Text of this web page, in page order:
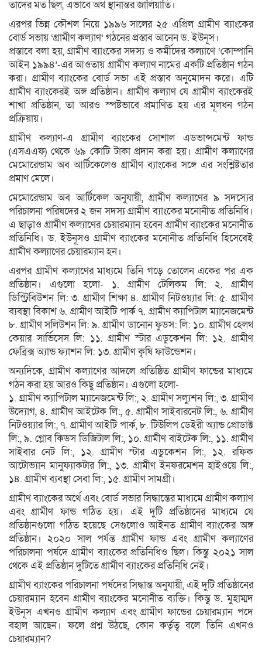
তাদের মত ছিল, এভাবে অর্থ স্থানান্তর জালিয়াতি।
এরপর ভিন্ন কৌশল নিয়ে ১৯৯৬ সালের ২৫ এপ্রিল গ্রামীণ ব্যাংকের
বোর্ড সভায় ‘গ্রামীণ কল্যাণ’ গঠনের প্রস্তাব আনেন ড. ইউনূস।
প্রস্তাবে বলা হয়, গ্রামীণ ব্যাংকের সদস্য ও কর্মীদের কল্যাণে ‘কোম্পানি
আইন ১৯৯৪’-এর আওতায় গ্রামীণ কল্যাণ নামের একটি প্রতিষ্ঠান গঠন
করা। গ্রামীণ ব্যাংকের বোর্ড সভা এই প্রস্তাব অনুমোদন করে। এটি
গ্রামীণ ব্যাংকেরই অঙ্গ প্রতিষ্ঠান। গ্রামীণ কল্যাণ যে গ্রামীণ ব্যাংকেরই
শাখা প্রতিষ্ঠান, তা আরও স্পষ্টভাবে প্রমাণিত হয় এর মূলধন গঠন
প্রক্রিয়ায়।
গ্রামীণ কল্যাণ-এ গ্রামীণ ব্যাংকের সোশাল এডভান্সমেন্ট ফান্ড
(এসএএফ) থেকে ৬৯ কোটি টাকা প্রদান করা হয়। গ্রামীণ কল্যাণের
মেমোরেন্ডাম অব আর্টিকেলেও গ্রামীণ ব্যাংকের সঙ্গে এর সংশ্লিষ্টতার
প্রমাণ মেলে।
মেমোরেন্ডাম অব আর্টিকেল অনুযায়ী, গ্রামীণ কল্যাণের ৯ সদস্যের
পরিচালনা পরিষদের ২ জন সদস্য গ্রামীণ ব্যাংকের মনোনীত প্রতিনিধি।
এ ছাড়াও গ্রামীণ কল্যাণের চেয়ারম্যান হবেন গ্রামীণ ব্যাংকের মনোনীত
প্রতিনিধি। ড. ইউনূসও গ্রামীণ ব্যাংকের মনোনীত প্রতিনিধি হিসেবেই
গ্রামীণ কল্যাণের চেয়ারম্যান হন।
এরপর গ্রামীণ কল্যাণের মাধ্যমে তিনি গড়ে তোলেন একের পর এক
প্রতিষ্ঠান। এগুলো হলো- ১. গ্রামীণ টেলিকম লি: ২. গ্রামীণ
ডিস্ট্রিবিউশন লি: ৩. গ্রামীণ শিক্ষা ৪. গ্রামীণ নিটওয়্যার লি: ৫. গ্রামীণ
ব্যবস্থা বিকাশ ৬. গ্রামীণ আইটি পার্ক ৭. গ্রামীণ ক্যাপিটাল ম্যানেজমেন্ট
৮. গ্রামীণ সলিউশন লি: ৯. গ্রামীণ ডানোন ফুডস: লি: ১০. গ্রামীণ হেলথ
কেয়ার সার্ভিসেস লি: ১১. গ্রামীণ স্টার এডুকেশন লি: ১২. গ্রামীণ
ফেব্রিক্স অ্যান্ড ফ্যাশন লি: ১৩. গ্রামীণ কৃষি ফাউন্ডেশন।
অন্যদিকে, গ্রামীণ কল্যাণের আদলে প্রতিষ্ঠিত গ্রামীণ ফান্ডের মাধ্যমে
গঠন করা হয় আরও কিছু প্রতিষ্ঠান। এগুলো হলো-
১. গ্রামীণ ক্যাপিটাল ম্যানেজমেন্ট লি:, ২. গ্রামীণ সল্যুশন লি:, ৩. গ্রামীণ
উদ্যোগ, ৪. গ্রামীণ আইটেক লি:, ৫. গ্রামীণ সাইবারনেট লি:, ৬. গ্রামীণ
নিটওয়্যার লি:, ৭. গ্রামীণ আইটি পার্ক, ৮. টিউলিপ ডেইরী অ্যান্ড প্রোডাক্ট
লি:, ৯. গ্লোব কিডস ডিজিটাল লি:, ১০. গ্রামীণ বাইটেক লি:, ১১. গ্রামীণ
সাইবার নেট লি:, ১২. গ্রামীণ স্টার এডুকেশন লি:, ১২. রফিক
আটোভ্যান মানুফ্যাকটার লি:, ১৩. গ্রামীণ ইনফরমেশন হাইওয়ে লি:,
১৪. গ্রামীণ ব্যবস্থা সেবা লি:, ১৫. গ্রামীণ সামগ্রী।
গ্রামীণ ব্যাংকের অর্থে এবং বোর্ড সভার সিদ্ধান্তের মাধ্যমে গ্রামীণ কল্যাণ
এবং গ্রামীণ ফান্ড গঠিত হয়। এই দুটি প্রতিষ্ঠানের মাধ্যমে যে
প্রতিষ্ঠানগুলো গঠিত হয়েছে সেগুলোও আইনত গ্রামীণ ব্যাংকের অঙ্গ
প্রতিষ্ঠান। ২০২০ সাল পর্যন্ত গ্রামীণ ফান্ড এবং গ্রামীণ কল্যাণের
পরিচালনা পর্ষদে গ্রামীণ ব্যাংকের প্রতিনিধিও ছিল। কিন্তু ২০২১ সাল
থেকে এই প্রতিষ্ঠান দুটিতে গ্রামীণ ব্যাংকের প্রতিনিধি নেই।
গ্রামীণ ব্যাংকের পরিচালনা পর্ষদের সিদ্ধান্ত অনুযায়ী, এই দুটি প্রতিষ্ঠানের
চেয়ারম্যান হবেন গ্রামীণ ব্যাংকের মনোনীত ব্যক্তি। কিন্তু ড. মুহাম্মদ
ইউনূস এখনও গ্রামীণ কল্যাণ এবং গ্রামীণ ফান্ডের চেয়ারম্যান পদে
বহাল আছেন। ফলে প্রশ্ন উঠছে, কোন কর্তৃত্ব বলে তিনি এখনও
চেয়ারম্যান?